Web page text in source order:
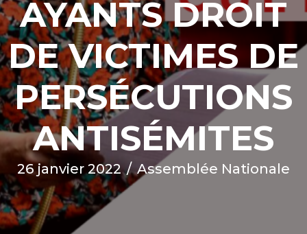
AYANTS DROIT
DE VICTIMES DE
PERSÉCUTIONS
ANTISÉMITES
26 janvier 2022/ Assemblée Nationale